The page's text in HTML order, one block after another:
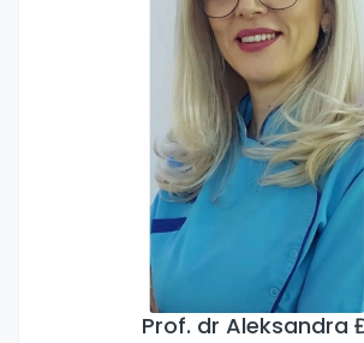
Prof. dr Aleksandra